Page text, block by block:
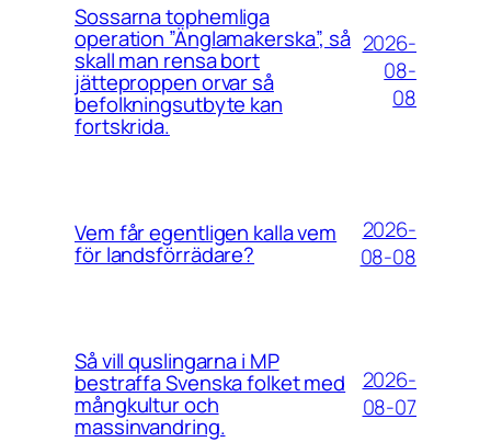
Sossarna tophemliga
operation ”Änglamakerska”, så
skall man rensa bort
jätteproppen orvar så
befolkningsutbyte kan
fortskrida.
2026-
08-
08
Vem får egentligen kalla vem
för landsförrädare?
2026-
08-08
Så vill quslingarna i MP
bestraffa Svenska folket med
mångkultur och
massinvandring.
2026-
08-07